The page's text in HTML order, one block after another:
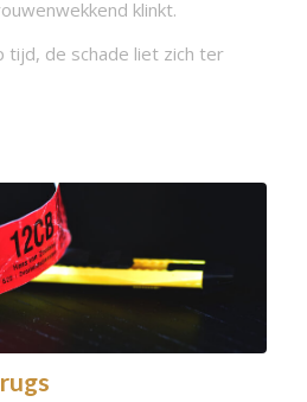
klinkt.
tijd, de schade liet zich ter